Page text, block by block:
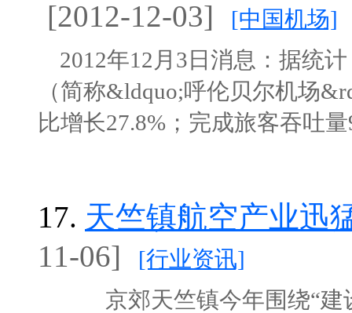
[2012-12-03]
[中国机场]
2012年12月3日消息：据统
（简称&ldquo;呼伦贝尔机场
比增长27.8%；完成旅客吞吐
17. 天竺镇航空产业迅
11-06]
[行业资讯]
京郊天竺镇今年围绕“建设